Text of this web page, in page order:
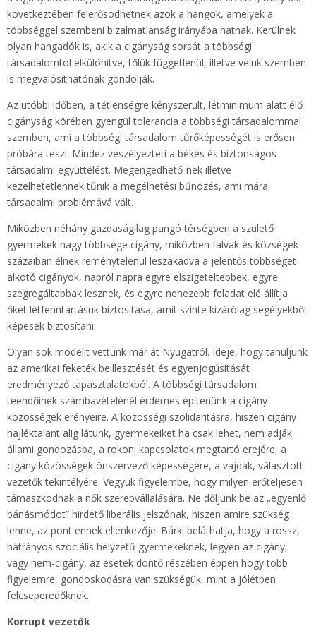
következtében felerősödhetnek azok a hangok, amelyek a
többséggel szembeni bizalmatlanság irányába hatnak. Kerülnek
olyan hangadók is, akik a cigányság sorsát a többségi
társadalomtól elkülönítve, tőlük függetlenül, illetve velük szemben
is megvalósíthatónak gondolják.
Az utóbbi időben, a tétlenségre kényszerült, létminimum alatt élő
cigányság körében gyengül tolerancia a többségi társadalommal
szemben, ami a többségi társadalom tűrőképességét is erősen
próbára teszi. Mindez veszélyezteti a békés és biztonságos
társadalmi együttélést. Megengedhető-nek illetve
kezelhetetlennek tűnik a megélhetési bűnözés, ami mára
társadalmi problémává vált.
Miközben néhány gazdaságilag pangó térségben a születő
gyermekek nagy többsége cigány, miközben falvak és községek
százaiban élnek reménytelenül leszakadva a jelentős többséget
alkotó cigányok, napról napra egyre elszigeteltebbek, egyre
szegregáltabbak lesznek, és egyre nehezebb feladat elé állítja
őket létfenntartásuk biztosítása, amit szinte kizárólag segélyekből
képesek biztosítani.
Olyan sok modellt vettünk már át Nyugatról. Ideje, hogy tanuljunk
az amerikai feketék beillesztését és egyenjogúsítását
eredményező tapasztalatokból. A többségi társadalom
teendőinek számbavételénél érdemes építenünk a cigány
közösségek erényeire. A közösségi szolidaritásra, hiszen cigány
hajléktalant alig látunk, gyermekeiket ha csak lehet, nem adják
állami gondozásba, a rokoni kapcsolatok megtartó erejére, a
cigány közösségek önszervező képességére, a vajdák, választott
vezetők tekintélyére. Vegyük figyelembe, hogy milyen erőteljesen
támaszkodnak a nők szerepvállalására. Ne dőljünk be az „egyenlő
bánásmódot” hirdető liberális jelszónak, hiszen amire szükség
lenne, az pont ennek ellenkezője. Bárki beláthatja, hogy a rossz,
hátrányos szociális helyzetű gyermekeknek, legyen az cigány,
vagy nem-cigány, az esetek döntő részében éppen hogy több
figyelemre, gondoskodásra van szükségük, mint a jólétben
felcseperedőknek.
Korrupt vezetők